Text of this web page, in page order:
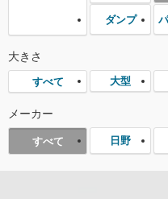
ダンプ
大きさ
すべて 大型
メーカー
すべて 日野